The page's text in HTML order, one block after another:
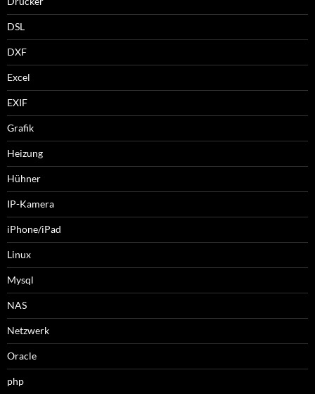
DSL
DXF
Excel
EXIF
Grafik
Heizung
Hühner
IP-Kamera
iPhone/iPad
Linux
Mysql
NAS
Netzwerk
Oracle
php